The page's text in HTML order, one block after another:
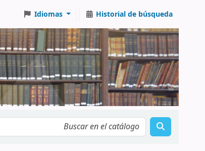
Idiomas Historial de búsqueda